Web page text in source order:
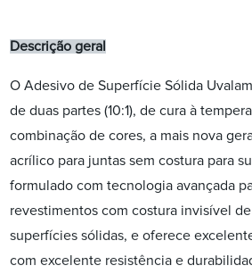
Descrição geral
O Adesivo de Superfície Sólida
de duas partes (10:1), de cura à
combinação de cores, a mais nova
acrílico para juntas sem costura para
formulado com tecnologia avançada
revestimentos com costura invisível
superfícies sólidas, e oferece
com excelente resistência e